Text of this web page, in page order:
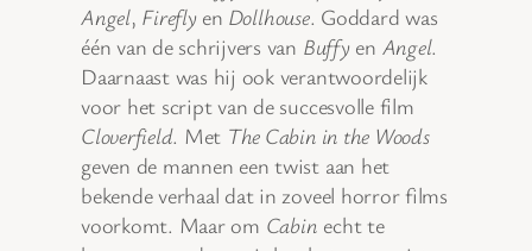
Angel, Fireflyen Dollhouse. Goddard was
één van de schrijvers van Buffyen Angel.
Daarnaast was hij ook verantwoordelijk
voor het script van de succesvolle film
Cloverfield. Met The Cabin in the Woods
geven de mannen een twist aan het
bekende verhaal dat in zoveel horror films
voorkomt. Maar om Cabin echt te